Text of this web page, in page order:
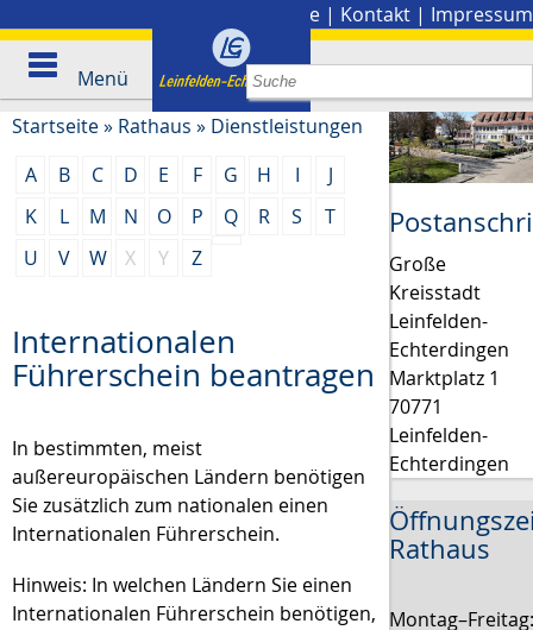
Presse | Kontakt | Impressum
Menü
Startseite» Rathaus » Dienstleistungen
A
B C D E F G H I
J
K
L M N O P Q R S
T
U
V W X Y Z
Internationalen
Führerschein beantragen
In bestimmten, meist
außereuropäischen Ländern benötigen
Sie zusätzlich zum nationalen einen
Internationalen Führerschein.
Hinweis: In welchen Ländern Sie einen
Internationalen Führerschein benötigen,
Große
Kreisstadt
Leinfelden-
Echterdingen
Marktplatz 1
70771
Leinfelden-
Echterdingen
Rathaus